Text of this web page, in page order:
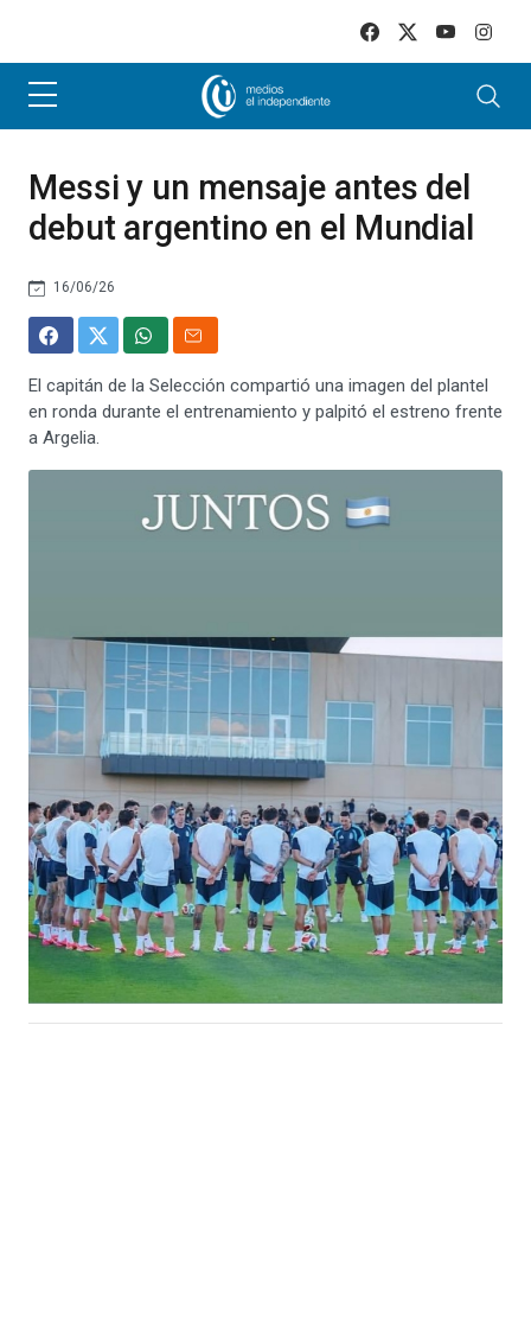
Messi y un mensaje antes del
debut argentino en el Mundial
16/06/26
El capitán de la Selección compartió una imagen del plantel
en ronda durante el entrenamiento y palpitó el estreno frente
a Argelia.